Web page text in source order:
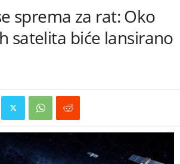
sprema za rat: Oko
satelita biće lansirano